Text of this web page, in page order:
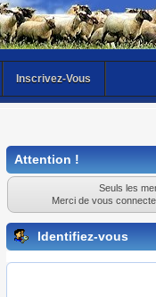
Inscrivez-Vous
Attention !
Seuls les
Merci de vous
Identifiez-vous